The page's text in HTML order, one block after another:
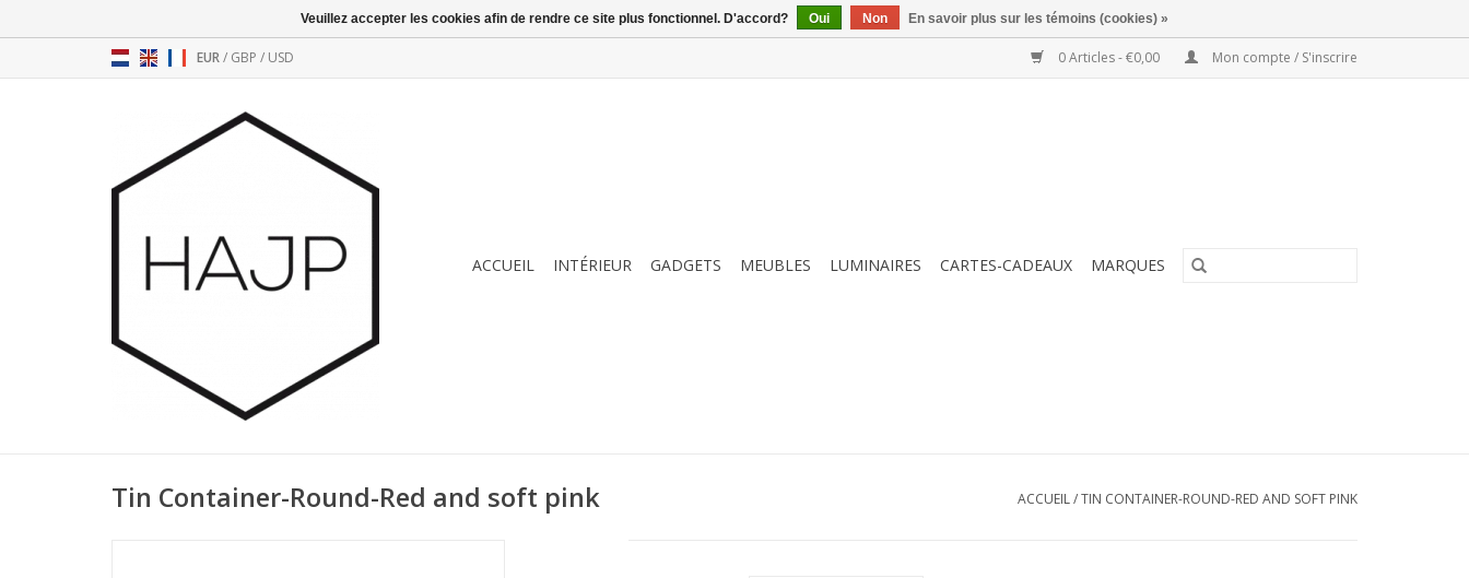
EUR/ GBP / USD 0 Articles - €0,00 Mon compte / S'inscrire
ACCUEIL INTÉRIEUR GADGETS MEUBLES LUMINAIRES CARTES-CADEAUX MARQUES
Tin Container-Round-Red and soft pink ACCUEIL/TIN CONTAINER-ROUND-RED AND SOFT PINK
Veuillez accepter les cookies afin de rendre ce site plus fonctionnel. D'accord? Oui Non En savoir plus sur les témoins (cookies) »